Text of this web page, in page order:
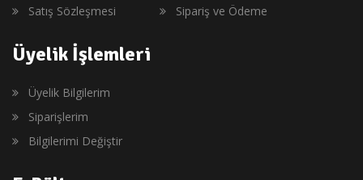
Satış Sözleşmesi
Sipariş ve Ödeme
Üyelik İşlemleri
Üyelik Bilgilerim
Siparişlerim
Bilgilerimi Değiştir